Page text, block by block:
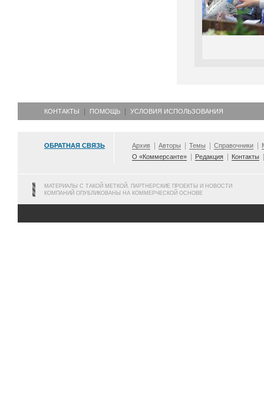
КОНТАКТЫ ПОМОЩЬ УСЛОВИЯ ИСПОЛЬЗОВАНИЯ
ОБРАТНАЯ СВЯЗЬ Архив Авторы Темы Справочники
О «Коммерсанте»
Редакция Контакты
МАТЕРИАЛЫ С ТАКОЙ МЕТКОЙ, ПАРТНЕРСКИЕ ПРОЕКТЫ И НОВОСТИ
КОМПАНИЙ ОПУБЛИКОВАНЫ НА КОММЕРЧЕСКОЙ ОСНОВЕ